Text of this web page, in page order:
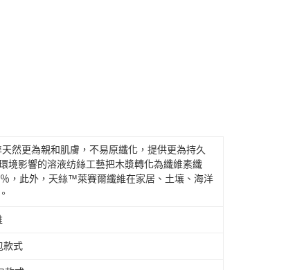
然更為親和肌膚，不易原纖化，提供更為持久
境影響的溶液纺絲工藝把木漿轉化為纖維素纖
，此外，天絲™萊賽爾纖維在家居、土壤、海洋
款式